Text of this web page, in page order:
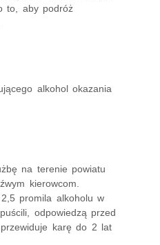
to, aby podróż
alkohol okazania
na terenie powiatu
kierowcom.
promila alkoholu w
odpowiedzą przed
karę do 2 lat